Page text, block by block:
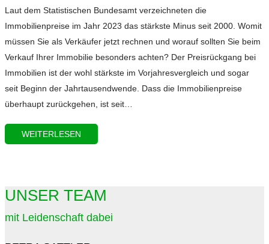
Laut dem Statistischen Bundesamt verzeichneten die
Immobilienpreise im Jahr 2023 das stärkste Minus seit 2000. Womit
müssen Sie als Verkäufer jetzt rechnen und worauf sollten Sie beim
Verkauf Ihrer Immobilie besonders achten? Der Preisrückgang bei
Immobilien ist der wohl stärkste im Vorjahresvergleich und sogar
seit Beginn der Jahrtausendwende. Dass die Immobilienpreise
überhaupt zurückgehen, ist seit…
WEITERLESEN
UNSER TEAM
mit Leidenschaft dabei